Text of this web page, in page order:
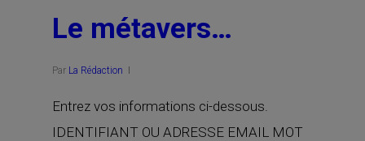
Le métavers…
Par La Rédaction
Entrez vos informations ci-dessous.
IDENTIFIANT OU ADRESSE EMAIL MOT